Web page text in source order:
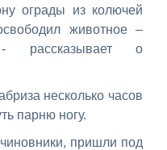
ограды из колючей
животное –
рассказывает о
несколько часов
парню ногу.
пришли под